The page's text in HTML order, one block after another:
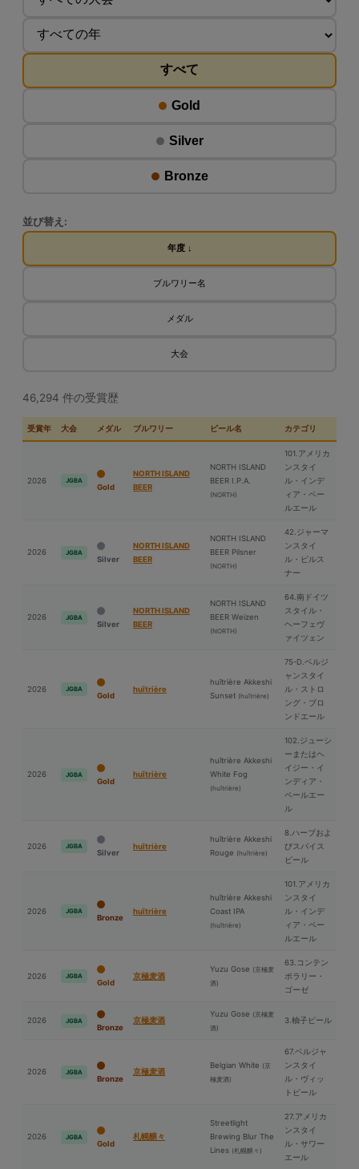
すべて
Gold
Silver
Bronze
並び替え:
年度 ↓
ブルワリー名
メダル
大会
46,294 件の受賞歴
受賞年 大会 メダル ブルワリー ビール名 カテゴリ
2026 JGBA
Gold
NORTH ISLAND
BEER
NORTH ISLAND
BEER I.P.A.
(NORTH)
101.アメリカ
ンスタイ
ル・インデ
ィア・ペー
ルエール
2026 JGBA
Silver
NORTH ISLAND
BEER
NORTH ISLAND
BEER Pilsner
(NORTH)
42.ジャーマ
ンスタイ
ル・ピルス
ナー
2026 JGBA
Silver
NORTH ISLAND
BEER
NORTH ISLAND
BEER Weizen
(NORTH)
64.南ドイツ
スタイル・
ヘーフェヴ
ァイツェン
2026 JGBA
Gold
huîtrière
huîtrière Akkeshi
Sunset (huîtrière)
75-D.ベルジ
ャンスタイ
ル・ストロ
ング・ブロ
ンドエール
2026 JGBA
Gold
huîtrière
huîtrière Akkeshi
White Fog
(huîtrière)
102.ジューシ
ーまたはヘ
イジー・イ
ンディア・
ペールエー
ル
2026 JGBA
Silver
huîtrière
huîtrière Akkeshi
Rouge (huîtrière)
8.ハーブおよ
びスパイス
ビール
2026 JGBA
Bronze
huîtrière
huîtrière Akkeshi
Coast IPA
(huîtrière)
101.アメリカ
ンスタイ
ル・インデ
ィア・ペー
ルエール
2026 JGBA
Gold
京極⻨酒
Yuzu Gose (京極⻨
酒)
63.コンテン
ポラリー・
ゴーゼ
2026 JGBA
Bronze
京極⻨酒
Yuzu Gose (京極⻨
酒)
3.柚子ビール
2026 JGBA
Bronze
京極⻨酒
Belgian White (京
極⻨酒)
67.ベルジャ
ンスタイ
ル・ヴィッ
トビール
2026 JGBA
Gold
札幌醸々
Streetlight
Brewing Blur The
Lines (札幌醸々)
27.アメリカ
ンスタイ
ル・サワー
エール